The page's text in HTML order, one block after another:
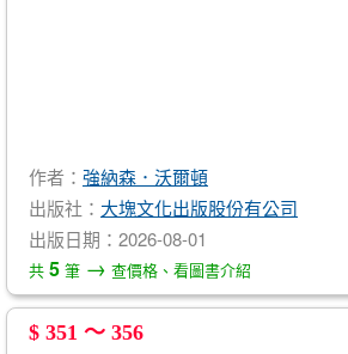
作者： 強納森．沃爾頓
出版社： 大塊文化出版股份有公司
出版日期：2026-08-01
共 5 筆 → 查價格、看圖書介紹
$ 351 ～ 356